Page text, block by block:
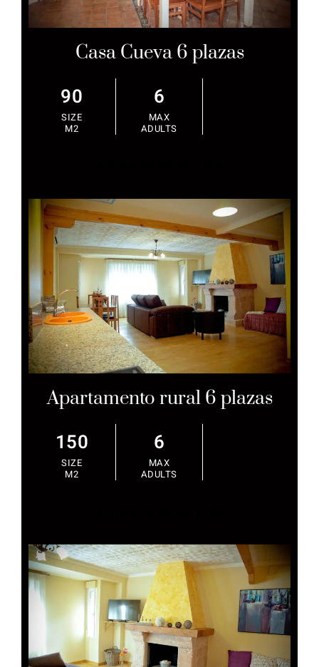
Casa Cueva 6 plazas
90
SIZE
M2
6
MAX
ADULTS
Apartamento rural 6 plazas
150
SIZE
M2
6
MAX
ADULTS